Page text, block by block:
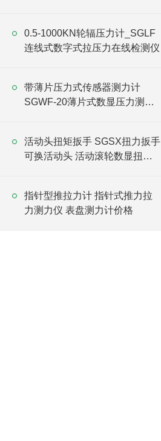
0.5-1000KN轮辐压力计_SGLF
连线式数字式拉压力在线检测仪
带薄片压力式传感器测力计
SGWF-20薄片式数显压力测试
活动头扭矩扳手 SGSX扭力扳手
可换活动头 活动滚轮数显扭矩
指针型推拉力计 指针式推力拉
力测力仪 表盘测力计价格